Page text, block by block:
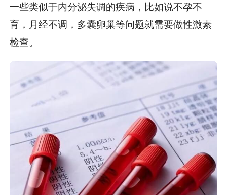
一些类似于内分泌失调的疾病，比如说不孕不
育，月经不调，多囊卵巢等问题就需要做性激素
检查。